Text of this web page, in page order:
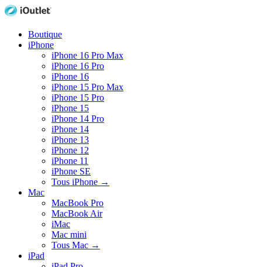
Boutique
iPhone
iPhone 16 Pro Max
iPhone 16 Pro
iPhone 16
iPhone 15 Pro Max
iPhone 15 Pro
iPhone 15
iPhone 14 Pro
iPhone 14
iPhone 13
iPhone 12
iPhone 11
iPhone SE
Tous iPhone →
Mac
MacBook Pro
MacBook Air
iMac
Mac mini
Tous Mac →
iPad